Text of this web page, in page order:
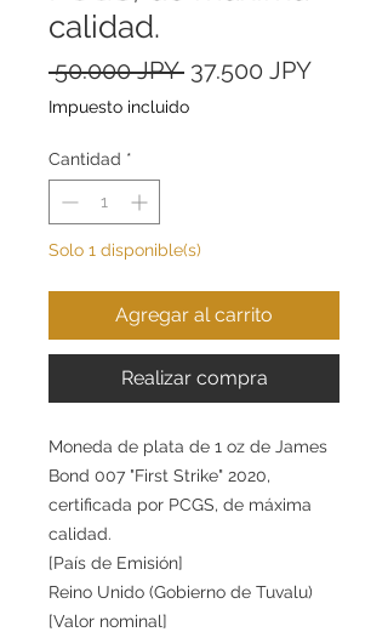
calidad.
50.000 JPY Precio
37.500 JPYPrecio
Impuesto incluido
Cantidad *
Solo 1 disponible(s)
Agregar al carrito
Realizar compra
Moneda de plata de 1 oz de James
Bond 007 "First Strike" 2020,
certificada por PCGS, de máxima
calidad.
[País de Emisión]
Reino Unido (Gobierno de Tuvalu)
[Valor nominal]